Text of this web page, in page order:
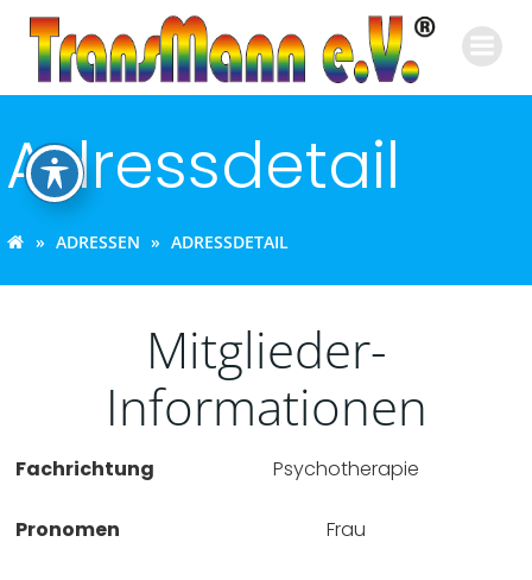
Inhalt
springen
Adressdetail
ADRESSEN ADRESSDETAIL
Mitglieder-
Informationen
Fachrichtung Psychotherapie
Pronomen Frau